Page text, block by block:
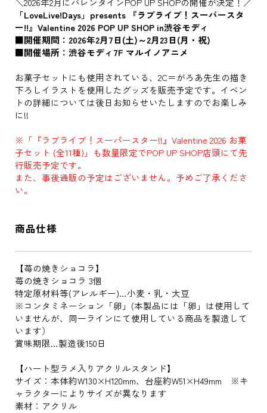
「LoveLive!Days」presents 『ラブライブ！スーパースタ
ー!!』Valentine 2026 POP UP SHOP in渋谷モディ
■開催期間：2026年2月7日(土)～2月23日(月・祝)
■開催場所：渋谷モディ7F マルイノアニメ
お菓子セットにも使用されている、2C＝がろあ先生の描き
下ろしイラストを使用したグッズを販売予定です。イベン
トの詳細については後日お知らせいたしますのでお楽しみ
に!!
※「『ラブライブ！スーパースター!!』Valentine 2026 お菓
子セット (全11種)」も数量限定でPOP UP SHOP店頭にて先
行販売予定です。
また、事後通販の予定はございません。予めご了承くださ
い。
商品仕様
【苺の焼きショコラ】
苺の焼きショコラ 3個
特定原材料等(アレルギー)…小麦・乳・大豆
※コンタミネーション「卵」(本製品には「卵」は使用して
いませんが、同一ラインにて使用している商品を製造して
います）
賞味期限…製造後150日
【ハート型ラメ入りアクリルスタンド】
サイズ：本体約W130×H120mm、台座約W51×H49mm ※キ
ャラクターによりサイズが異なります
素材：アクリル